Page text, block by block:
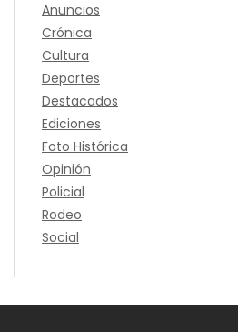
Anuncios
Crónica
Cultura
Deportes
Destacados
Ediciones
Foto Histórica
Opinión
Policial
Rodeo
Social